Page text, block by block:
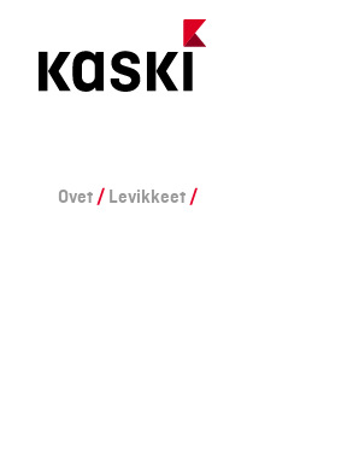
Ovet / Levikkeet /